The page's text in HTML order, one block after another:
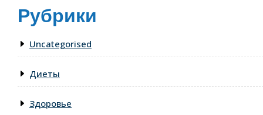
Рубрики
Uncategorised
Диеты
Здоровье